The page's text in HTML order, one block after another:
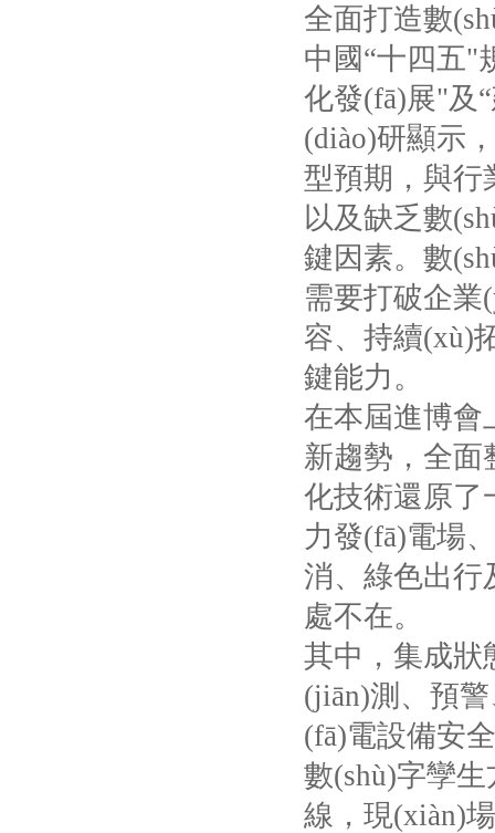
全面打造數
中國“十四五"
化發(fā)展"及“
(diào)研顯示
型預期，與
以及缺乏數
鍵因素。
需要打破企業
容、持續
鍵能力。
在本屆進博會
新趨勢，
化技術還原了
力發(fā)電場
消、綠色
處不在。
其中，集成狀
(jiān)測、預警
(fā)電設備安全
數(shù)字孿
線，現